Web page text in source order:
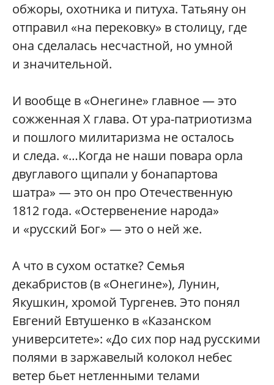
обжоры, охотника и питуха. Татьяну он
отправил «на перековку» в столицу, где
она сделалась несчастной, но умной
и значительной.
И вообще в «Онегине» главное — это
сожженная X глава. От ура-патриотизма
и пошлого милитаризма не осталось
и следа. «…Когда не наши повара орла
двуглавого щипали у бонапартова
шатра» — это он про Отечественную
1812 года. «Остервенение народа»
и «русский Бог» — это о ней же.
А что в сухом остатке? Семья
декабристов (в «Онегине»), Лунин,
Якушкин, хромой Тургенев. Это понял
Евгений Евтушенко в «Казанском
университете»: «До сих пор над русскими
полями в заржавелый колокол небес
ветер бьет нетленными телами